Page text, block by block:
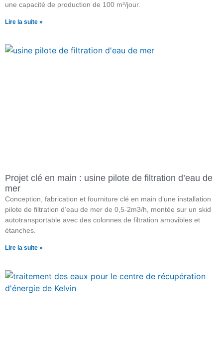
une capacité de production de 100 m³/jour.
Lire la suite »
Projet clé en main : usine pilote de filtration d’eau de
mer
Conception, fabrication et fourniture clé en main d’une installation
pilote de filtration d’eau de mer de 0,5-2m3/h, montée sur un skid
autotransportable avec des colonnes de filtration amovibles et
étanches.
Lire la suite »